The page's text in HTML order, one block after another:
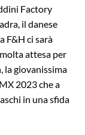
Factory
il danese
F&H ci sarà
attesa per
la giovanissima
2023 che a
in una sfida